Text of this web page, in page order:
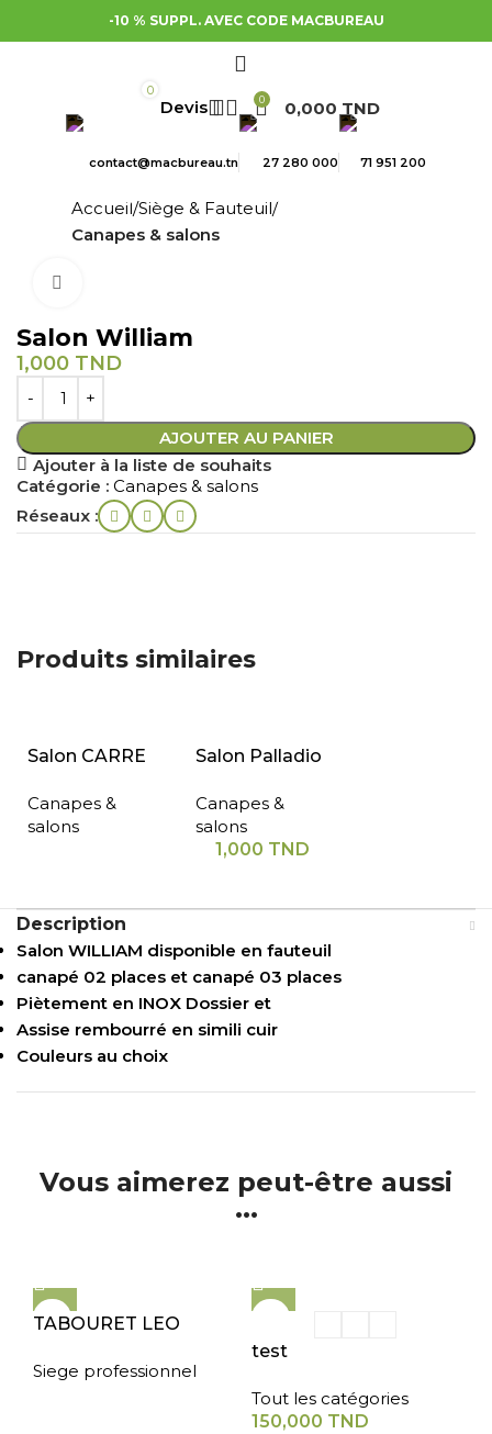
-10 % SUPPL. AVEC CODE MACBUREAU
0
0 0,000 TND
contact@macbureau.tn 27 280 000 71 951 200
Accueil Siège & Fauteuil
Canapes & salons
Salon William
1,000 TND
AJOUTER AU PANIER
Ajouter à la liste de souhaits
Catégorie : Canapes & salons
Réseaux :
Produits similaires
Salon CARRE
Canapes &
salons
Salon Palladio
Canapes &
salons
1,000 TND
Description
Salon WILLIAM disponible en fauteuil
canapé 02 places et canapé 03 places
Piètement en INOX Dossier et
Assise rembourré en simili cuir
Couleurs au choix
Vous aimerez peut-être aussi
...
TABOURET LEO
Siege professionnel
test
Tout les catégories
150,000 TND